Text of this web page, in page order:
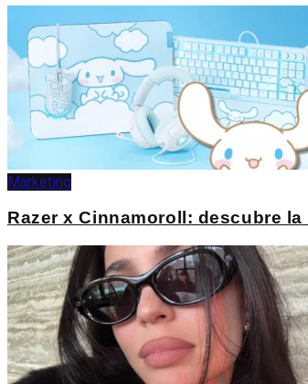
Marketing
Razer x Cinnamoroll: descubre